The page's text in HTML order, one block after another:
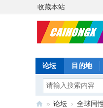
收藏本站
论坛 目的地
» 论坛 › 全球同